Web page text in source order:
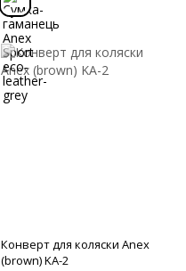
Конверт для коляски Anex
(brown) KA-2